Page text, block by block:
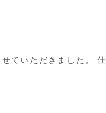
ていただきました。